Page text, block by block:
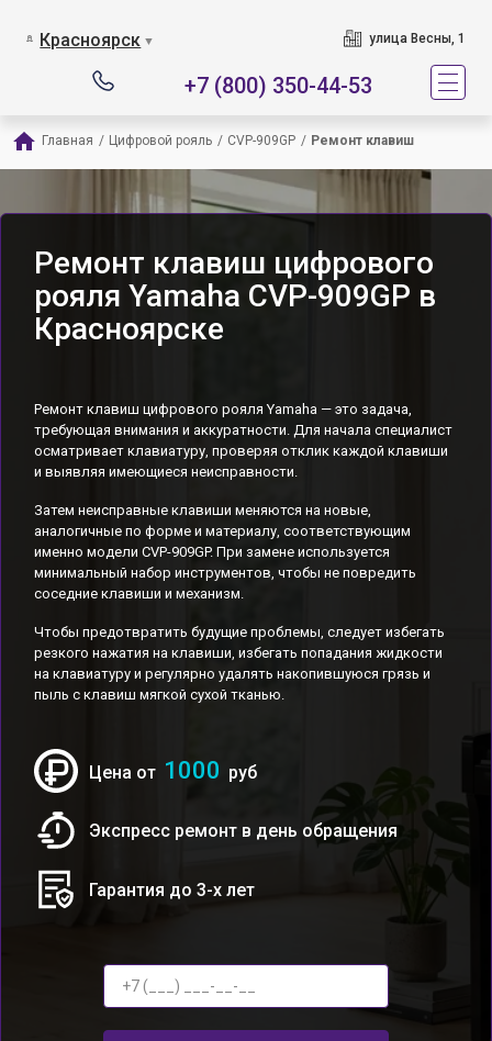
Красноярск ▼ улица Весны, 1
+7 (800) 350-44-53
Главная / Цифровой рояль / CVP-909GP / Ремонт клавиш
Ремонт клавиш цифрового
рояля Yamaha CVP-909GP в
Красноярске
Ремонт клавиш цифрового рояля Yamaha — это задача,
требующая внимания и аккуратности. Для начала специалист
осматривает клавиатуру, проверяя отклик каждой клавиши
и выявляя имеющиеся неисправности.
Затем неисправные клавиши меняются на новые,
аналогичные по форме и материалу, соответствующим
именно модели CVP-909GP. При замене используется
минимальный набор инструментов, чтобы не повредить
соседние клавиши и механизм.
Чтобы предотвратить будущие проблемы, следует избегать
резкого нажатия на клавиши, избегать попадания жидкости
на клавиатуру и регулярно удалять накопившуюся грязь и
пыль с клавиш мягкой сухой тканью.
Цена от 1000 руб
Экспресс ремонт в день обращения
Гарантия до 3-х лет